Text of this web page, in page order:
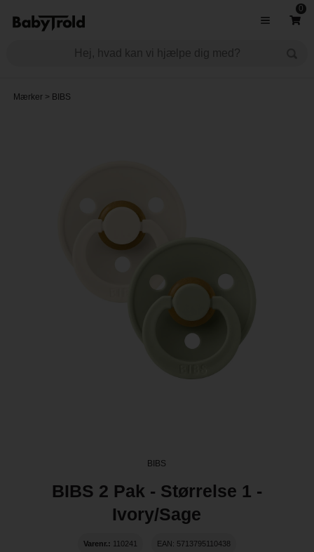
0
Mærker> BIBS
BIBS
BIBS 2 Pak - Størrelse 1 -
Ivory/Sage
Varenr.: 110241 EAN: 5713795110438